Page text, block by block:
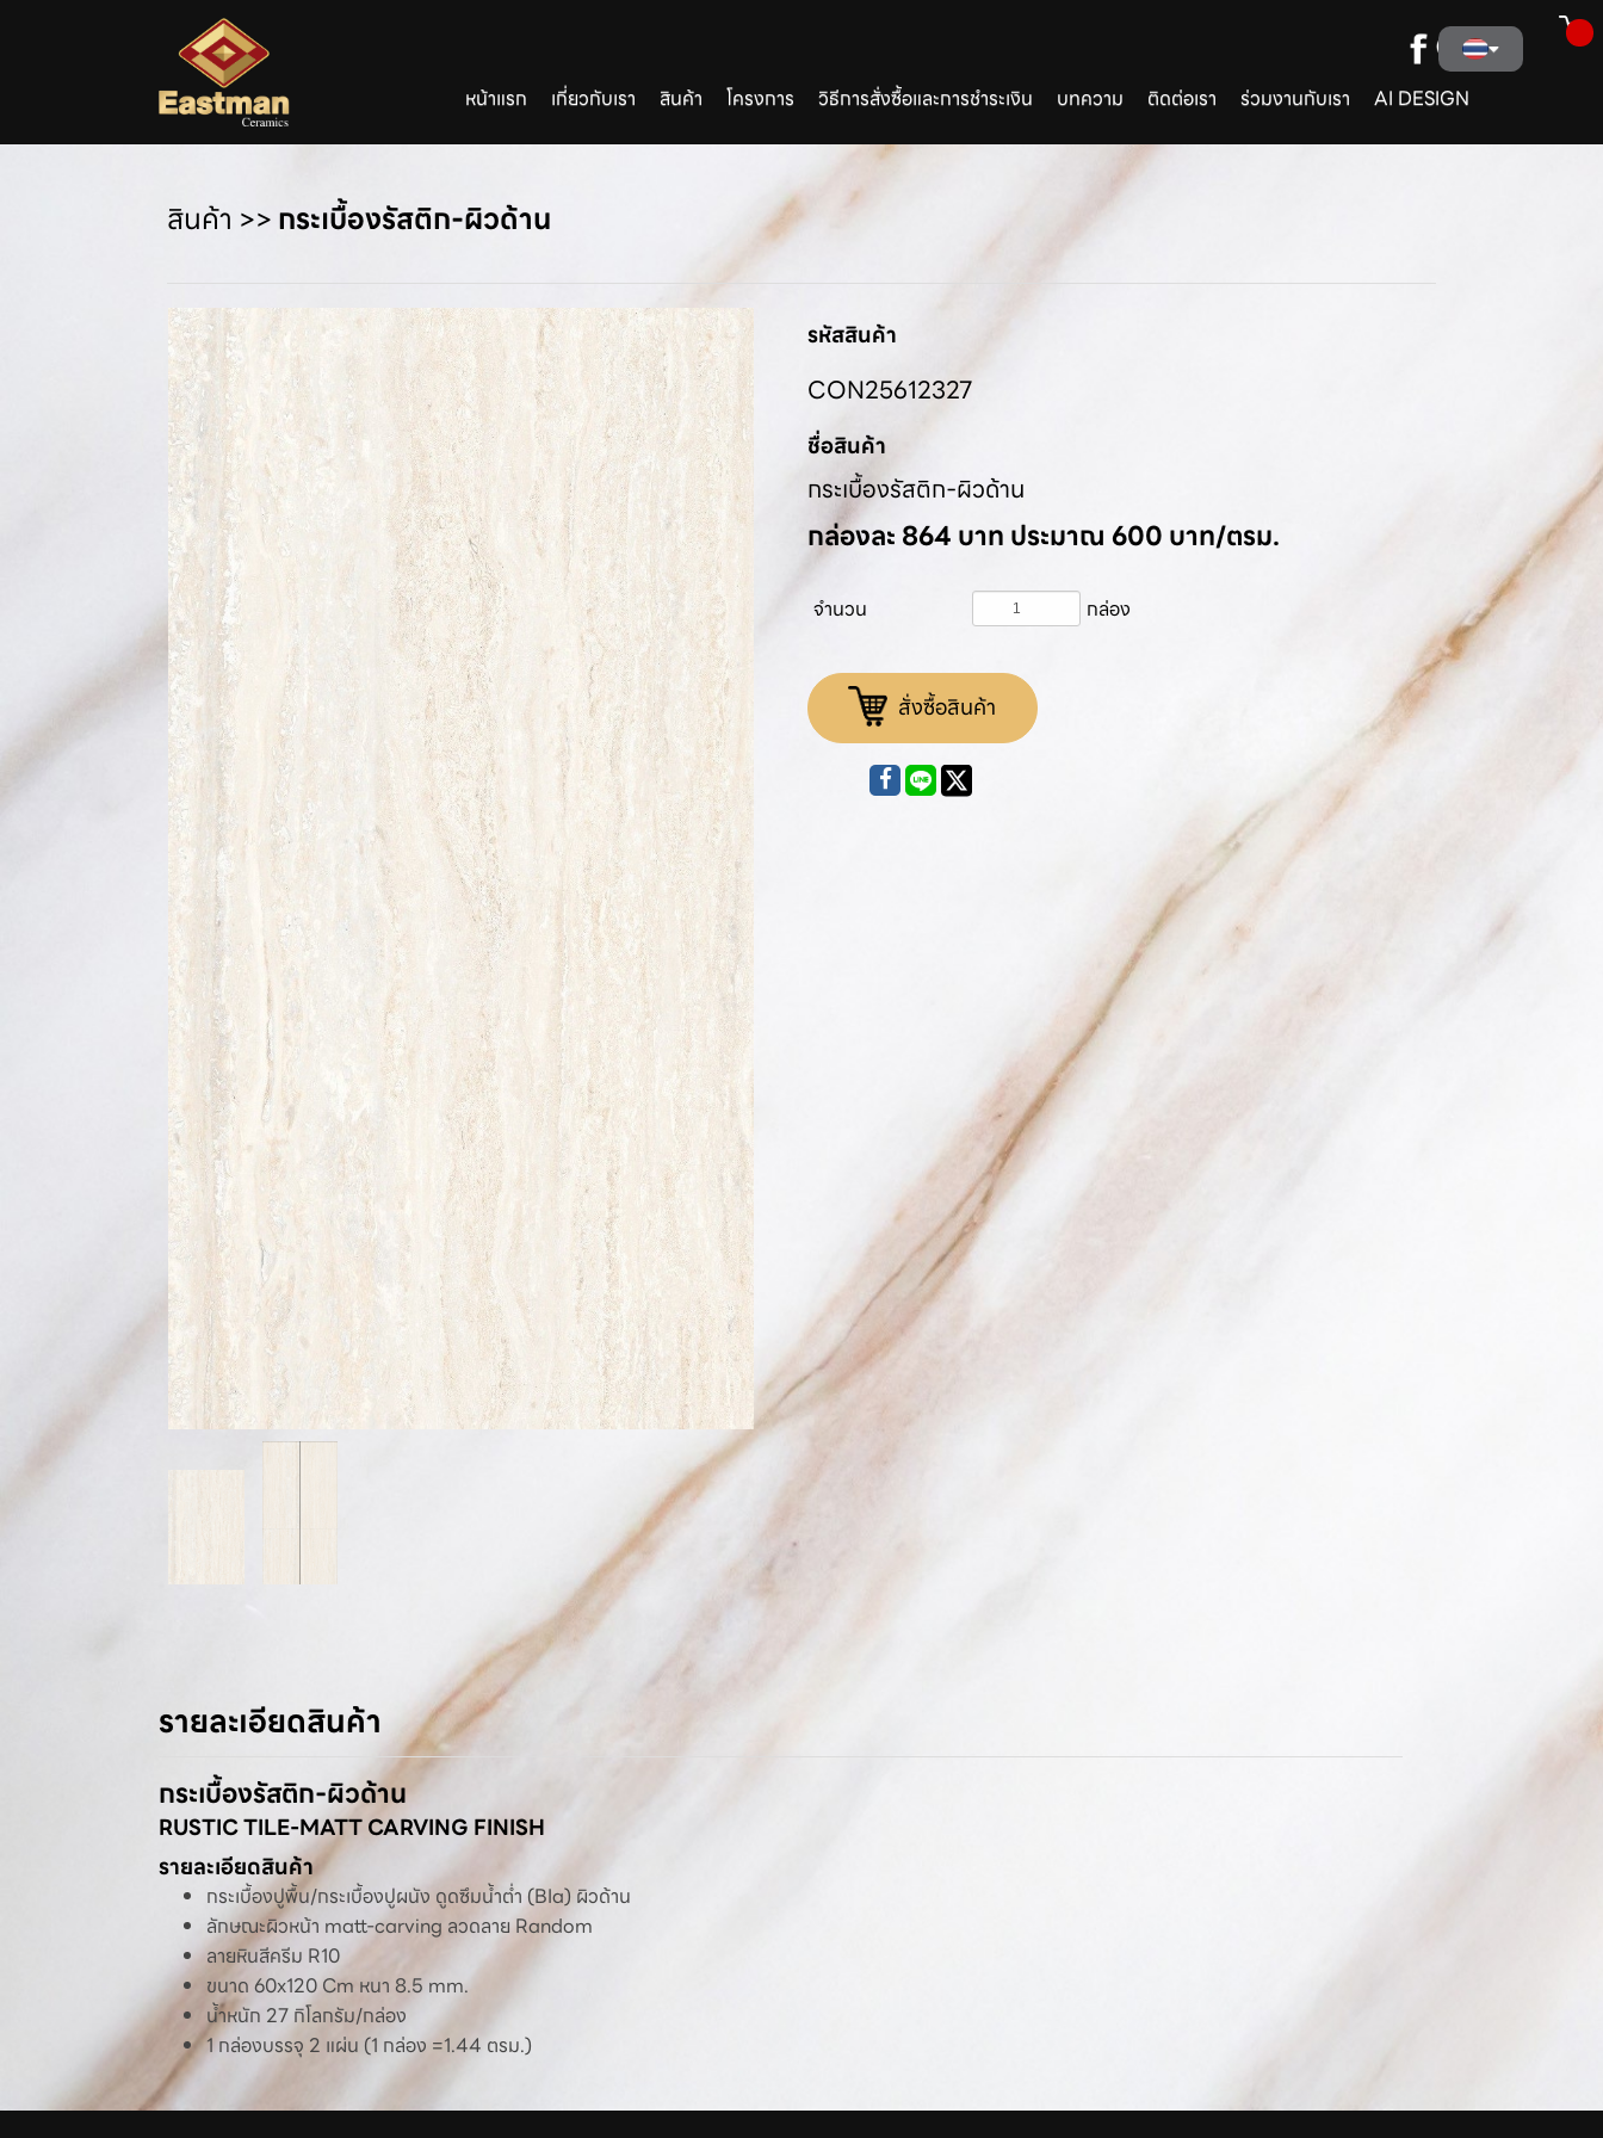
หน้าแรก เกี่ยวกับเรา สินค้า โครงการ วิธีการสั่งซื้อและการชำระเงิน บทความ ติดต่อเรา ร่วมงานกับเรา AI DESIGN
สินค้า >>กระเบื้องรัสติก-ผิวด้าน
รหัสสินค้า
CON25612327
ชื่อสินค้า
กระเบื้องรัสติก-ผิวด้าน
กล่องละ 864 บาท ประมาณ 600 บาท/ตรม.
จำนวน กล่อง
สั่งซื้อสินค้า
รายละเอียดสินค้า
กระเบื้องรัสติก-ผิวด้าน
RUSTIC TILE-MATT CARVING FINISH
รายละเอียดสินค้า
กระเบื้องปูพื้น/กระเบื้องปูผนัง ดูดซึมน้ำต่ำ (BIa) ผิวด้าน
ลักษณะผิวหน้า matt-carving ลวดลาย Random
ลายหินสีครีม R10
ขนาด 60x120 Cm หนา 8.5 mm.
น้ำหนัก 27 กิโลกรัม/กล่อง
1 กล่องบรรจุ 2 แผ่น (1 กล่อง =1.44 ตรม.)